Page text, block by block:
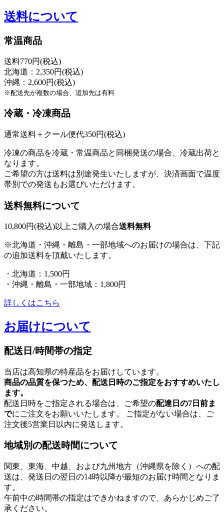
送料について
常温商品
送料770円(税込)
北海道：2,350円(税込)
沖縄：2,600円(税込)
※配送先が複数の場合、追加先は有料
冷蔵・冷凍商品
通常送料＋クール便代350円(税込)
冷凍の商品を冷蔵・常温商品と同梱発送の場合、冷蔵出荷と
なります。
ご希望の方は送料は別途発生いたしますが、決済画面で温度
帯別での発送もお選びいただけます。
送料無料について
10,800円(税込)以上ご購入の場合送料無料
※北海道・沖縄・離島・一部地域へのお届けの場合は、下記
の追加送料を頂戴いたします。
・北海道：1,500円
・沖縄・離島・一部地域：1,800円
詳しくはこちら
お届けについて
配送日/時間帯の指定
当店は高知県の特産品をお届けしています。
商品の品質を保つため、配送日時のご指定をおすすめいたし
ます。
配送日時をご指定される場合は、ご希望の配達日の7日前ま
でにご注文をお願いいたします。 ご指定がない場合は、ご
注文後5営業日以内に発送します。
地域別の配送時間について
関東、東海、中越、および九州地方（沖縄県を除く）への配
送は、発送日の翌日の14時以降が最短のお届け時間となりま
す。
午前中の時間帯の指定はできかねますので、あらかじめご了
承ください。